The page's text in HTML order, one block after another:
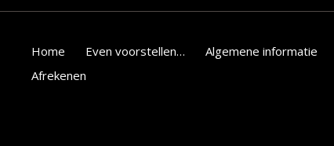
Home Even voorstellen… Algemene informatie
Afrekenen